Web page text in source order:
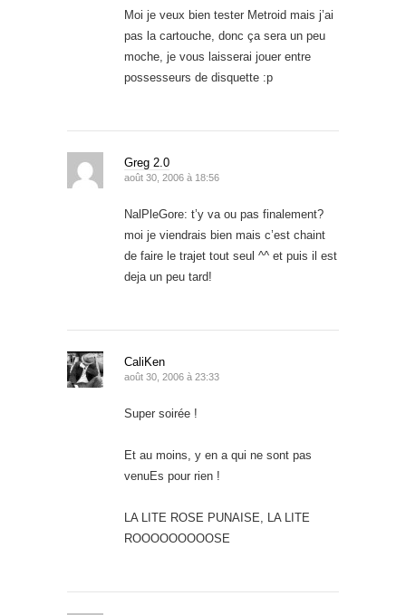
Moi je veux bien tester Metroid mais j’ai
pas la cartouche, donc ça sera un peu
moche, je vous laisserai jouer entre
possesseurs de disquette :p
Greg 2.0
août 30, 2006 à 18:56
NalPleGore: t’y va ou pas finalement?
moi je viendrais bien mais c’est chaint
de faire le trajet tout seul ^^ et puis il est
deja un peu tard!
CaliKen
août 30, 2006 à 23:33
Super soirée !
Et au moins, y en a qui ne sont pas
venuEs pour rien !
LA LITE ROSE PUNAISE, LA LITE
ROOOOOOOOOSE